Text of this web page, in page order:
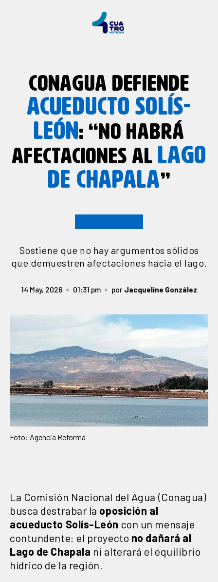
CONAGUA DEFIENDE
ACUEDUCTO SOLÍS-
LEÓN: “NO HABRÁ
AFECTACIONES AL LAGO
DE CHAPALA”
Sostiene que no hay argumentos sólidos
que demuestren afectaciones hacia el lago.
14 May, 2026 01:31 pm por Jacqueline González
Foto: Agencia Reforma
La Comisión Nacional del Agua (Conagua)
busca destrabar la oposición al
acueducto Solís-León con un mensaje
contundente: el proyecto no dañará al
Lago de Chapala ni alterará el equilibrio
hídrico de la región.